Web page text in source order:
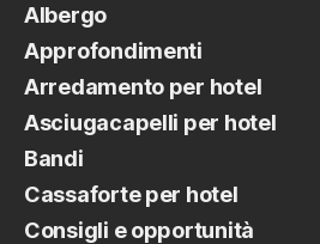
Albergo
Approfondimenti
Arredamento per hotel
Asciugacapelli per hotel
Bandi
Cassaforte per hotel
Consigli e opportunità